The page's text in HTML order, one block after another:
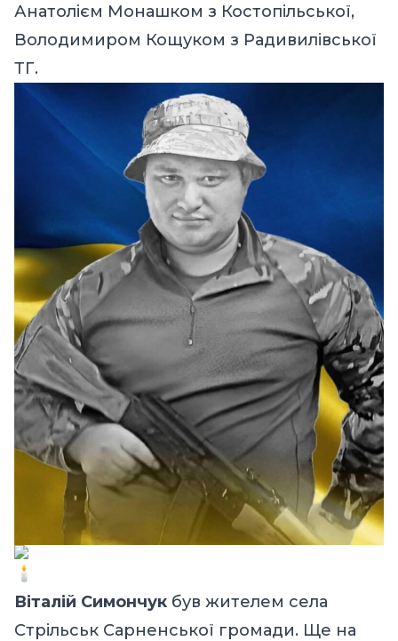
Анатолієм Монашком з Костопільської,
Володимиром Кощуком з Радивилівської
ТГ.
Віталій Симончук був жителем села
Стрільськ Сарненської громади. Ще на